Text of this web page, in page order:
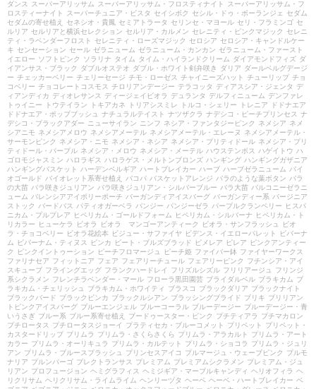
ダンス
スーパーアリッサム スーパーアリッサム・フロスティナイト
スーパーアリッサム・フ
ロスティーナイト
スーパーチュニア・ビスタ セイシボク セシル・ドゥ・ボーランジェ
セダム
セダムの寄せ植え
セネシオ・貴鳳 セミアトラータ セリンセ・マヨール セリ・フラミンゴ セ
ルリア セルリアと横浜セレクション セルリア・カルメン セレニティ・ピンクマジック
セレニ
ティ・ラベンダーフロスト
セレニティ・ローズマジック セロシア セロシア・キャンドルケー
キ センセーション セール ゼラニューム ゼラニューム・カンカン ゼラニューム・ファースト
イエロー ソフトピンク ソラリナ タイム タイム・ハイランドクリーム ダイアモンドフィズ ダ
イアンサス・ブラック
ダブルオステオ ダブル・ホワイト剣弁咲き ダリア ダールベルグデージ
ー チェッカーベリー チェリーセージ チモ・ローゼス チャイニーズハット チューリップ チョ
コベリー チョコレートコスモス チロリアンデージー テラコッタ ディアスシア・ジェンタ
デ
ィアンディカ ディオレサンス ディージェイビオラ デュランタ デルフィニューム デンファレ
トゥイニー
トウテイラン トキアカネ トリアシスミレ トルコ・シェリー トレニア
ドドナエア
ドドナエア・ポップブッシュ
ナチュラルテイスト ナツザクラ ナデシコ・ピーチプリンセス ナ
デシコ・ブラックアダー
ニューサイラン ニンフ ネシア・ファンタジーピンク ネメシア ネメ
シアニモ ネメシアメロウ ネメシアメーテル ネメシアメーテル・エレーヌ
ネメシアメーテル・
サーモンピンク
ネメシア・ニモ ネメシア・ネシア ネメシア・プリティドール ネメシア・プリ
ティドール・パープル ネメシア・メロウ ネメシア・メーテル ハウステンボス ハゲイトウ ハ
ゴロモジャスミン ハロラギス ハロラゲス・メルトンブロンズ ハンギング ハンギングガザニア
ハンギングバスケット
ハーデンベルギア ハートブレイカー ハーブ ハーブゼラニューム バイ
オゴールド バイオレット系寄せ植え バコパ バスケットアレンジ バラのような葉ボタン バラ
の大苗 バラ咲きジュリアン バラ咲きジュリアン・シルバーブルー バラ大苗 バルコニーゼラニ
ューム バレンシアアイボリーポーチ バーガンディアイスバーグ バーガンディー系 バージニア
ストック
バードバス パティオガーベラ パンジー パンジーゼラ パープルクランベリー
ヒスパ
ニカム・プルプレア
ヒペリカム・ゴールドフォーム ヒペリカム・シルバーナ
ヒペリカム・ト
リカラー
ヒューケラ ビオラ ビオラ マンゴーアンティーク ビオラ・サンフラッシュ
ビオ
ラ・チョコベリー
ビオラ花絵本 ビジュー・サファイヤ ビデンス・イエローパレット
ビバーナ
ム
ビバーナム・ティヌス ビンカ ビート・ブルズブラッド ピメレア ピレア
ピンクアンティー
ク
ピンクイントゥーション ピーチフロマージュ ピーチ姫 ファイバー鉢 ファイヤーワークス
ファリナセア フィットニア フェア フェアリーチュール フェアリーピンク
フチンシア・アイ
スキューブ フライングエッグ フランクハードレイ フリズルシズル フリリアージュ
フリンジ
系シクラメン フレンチラベンダー・マール フローラ黒田園芸 ブライダルベル ブラキカム ブ
ラキカム・チェリッシュ
ブラキカム・ホワイティ ブラスコ ブラックダリア ブラックナイト
ブラックバード ブラックビンカ ブラックルシアン ブラッシングブライド ブリキ ブリリアン
トピンクアイスバーグ ブルーエンジェル ブルーコーラル ブルーデージー ブルーデージー・青
いうさぎ ブルー系 ブルー系寄せ植え ブードゥースター・ピンク プチティアラ
プチマカロン
プチロータス
プチロータスジョーイ プラティセカ・ブルーコメット プリペット
プリペット・
カスタードリップ プリムラ プリムラ・さくらさくら プリムラ・アラカルト
プリムラ・アート
カラー プリムラ・オーリキュラ プリムラ・カルテット プリムラ・ショコラ
プリムラ・ジュリ
アン プリムラ・ブルースプラッシュ プリンセスアイコ プルマージュ・ウェーブピンク
プルモ
ナリア プルンパーゴ プレクトランサス プレミアム プレミアムシクラメン プレミアム・ジュ
リアン プロフュージョン ヘミグラフィス ヘミジギア・マーブルキャンディ ヘリオフィラ ヘ
リクリサム ヘリクリサム・ライムライム ヘンリーヅタ ヘーベ ヘーベ・ハートブレイカー ベ